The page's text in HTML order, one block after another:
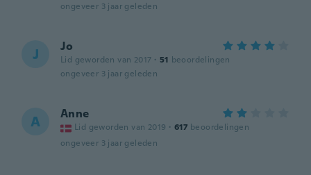
ongeveer 3 jaar geleden
J Jo
Lid geworden van 2017 · 51 beoordelingen
ongeveer 3 jaar geleden
A Anne
Lid geworden van 2019 · 617 beoordelingen
ongeveer 3 jaar geleden